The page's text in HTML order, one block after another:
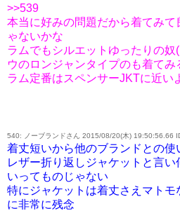
>>539
本当に好みの問題だから着てみて
ゃないかな
ラムでもシルエットゆったりの奴
ウのロンジャンタイプのも着てみ
ラム定番はスペンサーJKTに近い
540: ノーブランドさん 2015/08/20(木) 19:50:56.66
着丈短いから他のブランドとの使
レザー折り返しジャケットと言い
いってものじゃない
特にジャケットは着丈さえマト
に非常に残念